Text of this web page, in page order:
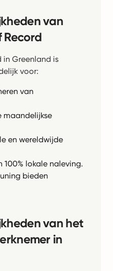
van
Record
in Greenland is
voor:
van
maandelijkse
en wereldwijde
lokale naleving.
bieden
van het
in